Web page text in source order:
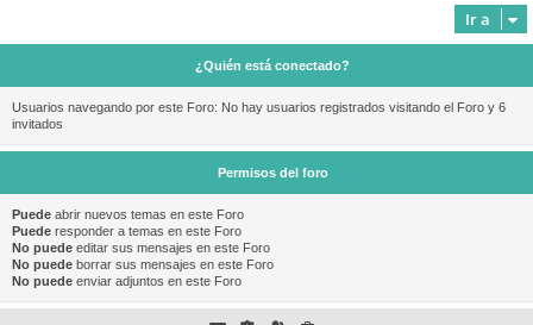
Ir a
¿Quién está conectado?
Usuarios navegando por este Foro: No hay usuarios registrados visitando el Foro y 6
invitados
Permisos del foro
Puede abrir nuevos temas en este Foro
Puede responder a temas en este Foro
No puede editar sus mensajes en este Foro
No puede borrar sus mensajes en este Foro
No puede enviar adjuntos en este Foro